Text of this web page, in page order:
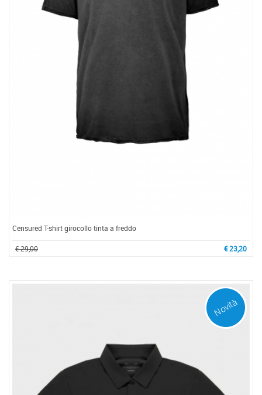
Censured T-shirt girocollo tinta a freddo
€ 29,00 € 23,20
Novità